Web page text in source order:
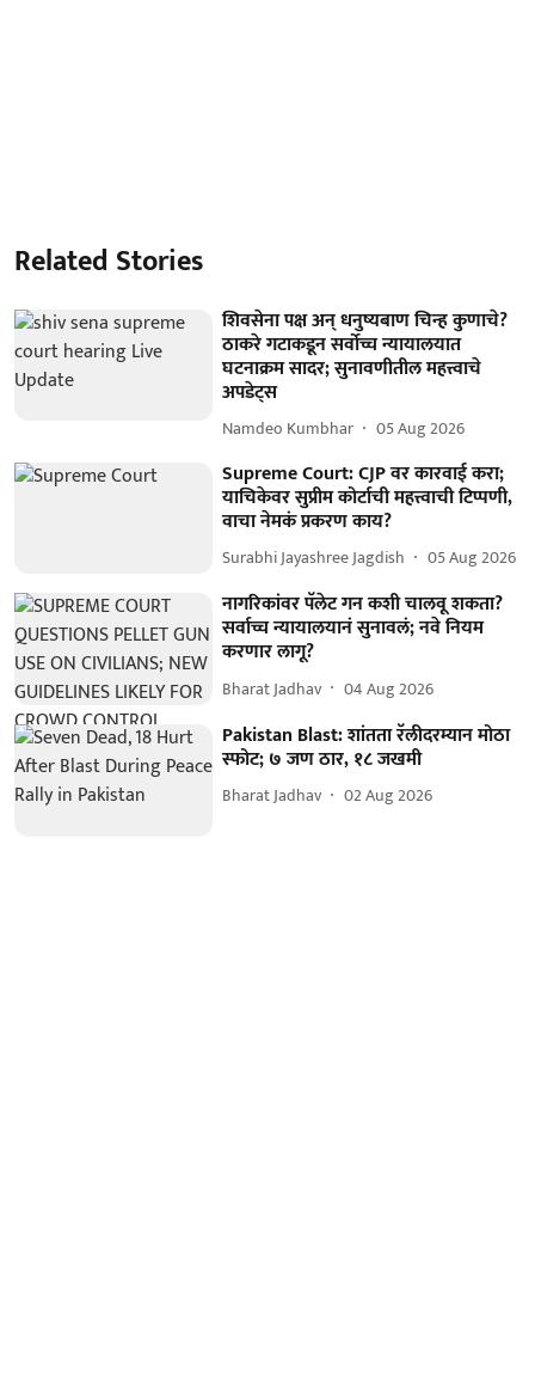
Related Stories
शिवसेना पक्ष अन् धनुष्यबाण चिन्ह कुणाचे?
ठाकरे गटाकडून सर्वोच्च न्यायालयात
घटनाक्रम सादर; सुनावणीतील महत्त्वाचे
अपडेट्स
Namdeo Kumbhar 05 Aug 2026
Supreme Court: CJP वर कारवाई करा;
याचिकेवर सुप्रीम कोर्टाची महत्त्वाची टिप्पणी,
वाचा नेमकं प्रकरण काय?
Surabhi Jayashree Jagdish 05 Aug 2026
नागरिकांवर पॅलेट गन कशी चालवू शकता?
सर्वाच्च न्यायालयानं सुनावलं; नवे नियम
करणार लागू?
Bharat Jadhav 04 Aug 2026
Pakistan Blast: शांतता रॅलीदरम्यान मोठा
स्फोट; ७ जण ठार, १८ जखमी
Bharat Jadhav 02 Aug 2026